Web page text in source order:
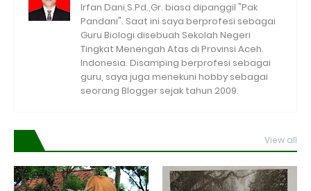
Irfan Dani,S.Pd.,Gr. biasa dipanggil "Pak
Pandani". Saat ini saya berprofesi sebagai
Guru Biologi disebuah Sekolah Negeri
Tingkat Menengah Atas di Provinsi Aceh.
Indonesia. Disamping berprofesi sebagai
guru, saya juga menekuni hobby sebagai
seorang Blogger sejak tahun 2009.
View all